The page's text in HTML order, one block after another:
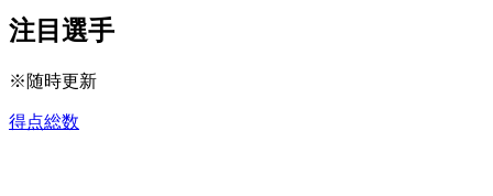
注目選手
※随時更新
得点総数